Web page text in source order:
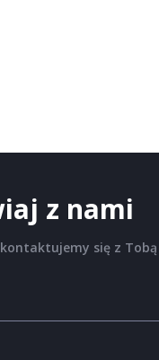
z nami
się z Tobą